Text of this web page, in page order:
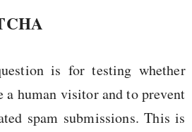
is for testing whether
a human visitor and to prevent
spam submissions. This is
don’t change your
fix your tools!